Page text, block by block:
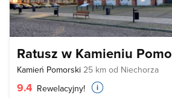
Ratusz w Kamieniu
Kamień Pomorski 25 km od Niechorza
9.4 Rewelacyjny!